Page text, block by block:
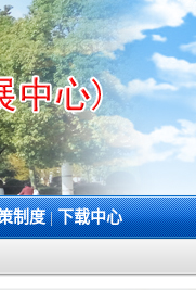
制度|下载中心